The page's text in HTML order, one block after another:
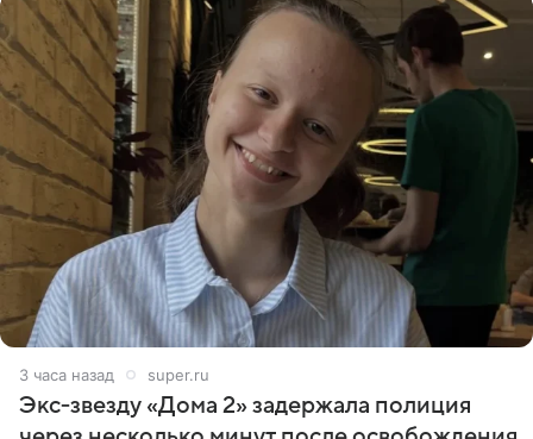
3 часа назад super.ru
Экс‑звезду «Дома 2» задержала полиция